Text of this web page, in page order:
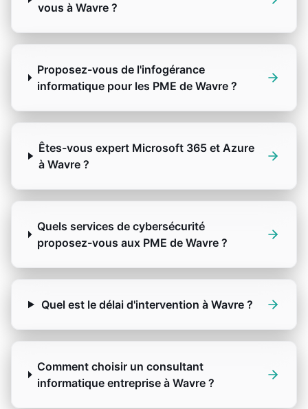
vous à Wavre ?
Proposez-vous de l'infogérance
informatique pour les PME de Wavre ?
Êtes-vous expert Microsoft 365 et Azure
à Wavre ?
Quels services de cybersécurité
proposez-vous aux PME de Wavre ?
Quel est le délai d'intervention à Wavre ?
Comment choisir un consultant
informatique entreprise à Wavre ?